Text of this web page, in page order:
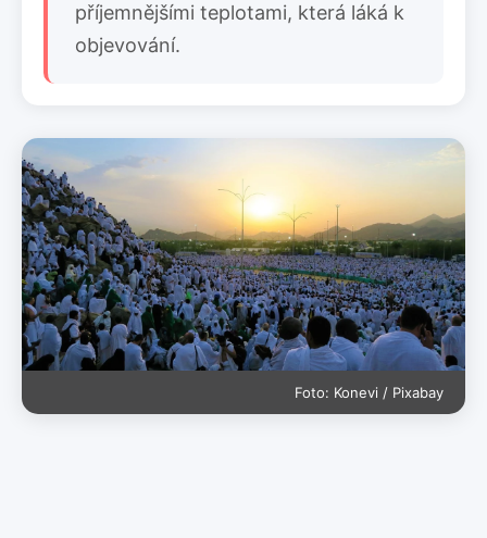
příjemnějšími teplotami, která láká k
objevování.
Foto: Konevi / Pixabay